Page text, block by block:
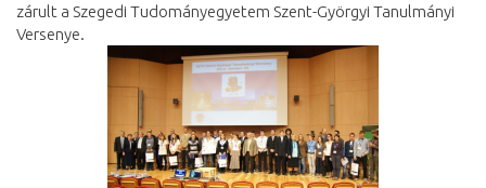
zárult a Szegedi Tudományegyetem Szent-Györgyi Tanulmányi
Versenye.